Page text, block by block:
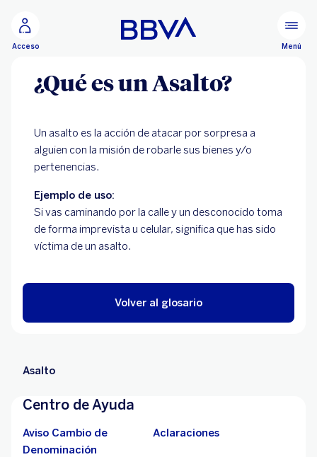
Acceso Menú
¿Qué es un Asalto?
Un asalto es la acción de atacar por sorpresa a
alguien con la misión de robarle sus bienes y/o
pertenencias.
Ejemplo de uso:
Si vas caminando por la calle y un desconocido toma
de forma imprevista u celular, significa que has sido
víctima de un asalto.
Volver al glosario
Asalto
Centro de Ayuda
Aviso Cambio de
Denominación
Aclaraciones